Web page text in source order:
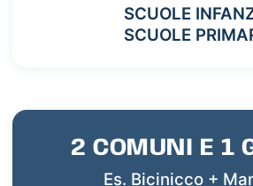
SCUOLE
SCUOLE
2 COMUNI E 1
Es. Bicinicco +